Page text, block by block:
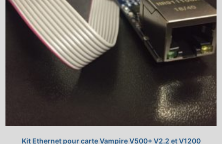
Kit Ethernet pour carte Vampire V500+ V2.2 et V1200